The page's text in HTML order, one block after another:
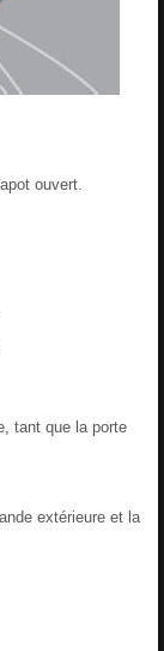
ouvert.
tant que la porte
extérieure et la